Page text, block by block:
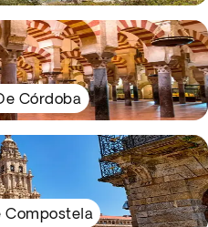
Córdoba
Compostela